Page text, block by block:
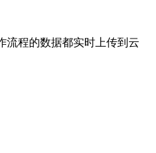
程的数据都实时上传到云